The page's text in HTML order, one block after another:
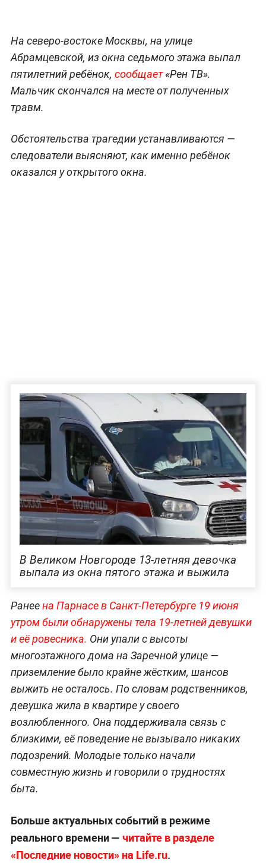
На северо-востоке Москвы, на улице
Абрамцевской, из окна седьмого этажа выпал
пятилетний ребёнок, сообщает«Рен ТВ».
Мальчик скончался на месте от полученных
травм.
Обстоятельства трагедии устанавливаются —
следователи выясняют, как именно ребёнок
оказался у открытого окна.
В Великом Новгороде 13-летняя девочка
выпала из окна пятого этажа и выжила
Ранеена Парнасе в Санкт-Петербурге 19 июня
утром были обнаружены тела 19-летней девушки
и её ровесника. Они упали с высоты
многоэтажного дома на Заречной улице —
приземление было крайне жёстким, шансов
выжить не осталось. По словам родственников,
девушка жила в квартире у своего
возлюбленного. Она поддерживала связь с
близкими, её поведение не вызывало никаких
подозрений. Молодые только начали
совместную жизнь и говорили о трудностях
быта.
Больше актуальных событий в режиме
реального времени — читайте в разделе
«Последние новости» на Life.ru.